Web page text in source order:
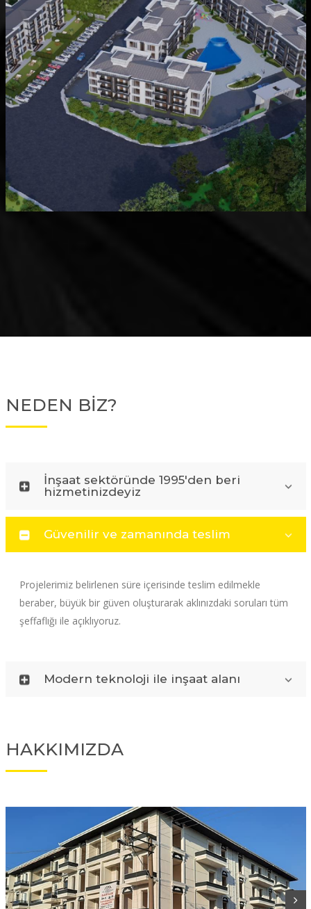
NEDEN BİZ?
İnşaat sektöründe 1995'den beri
hizmetinizdeyiz
Güvenilir ve zamanında teslim
Projelerimiz belirlenen süre içerisinde teslim edilmekle
beraber, büyük bir güven oluşturarak aklınızdaki soruları tüm
şeffaflığı ile açıklıyoruz.
Modern teknoloji ile inşaat alanı
HAKKIMIZDA